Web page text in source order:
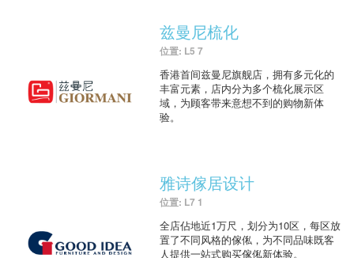
兹曼尼梳化
位置: L5 7
香港首间兹曼尼旗舰店，拥有多元化的
丰富元素，店内分为多个梳化展示区
域，为顾客带来意想不到的购物新体
验。
雅诗傢居设计
位置: L7 1
全店佔地近1万尺，划分为10区，每区放
置了不同风格的傢俬，为不同品味既客
人提供一站式购买傢俬新体验。